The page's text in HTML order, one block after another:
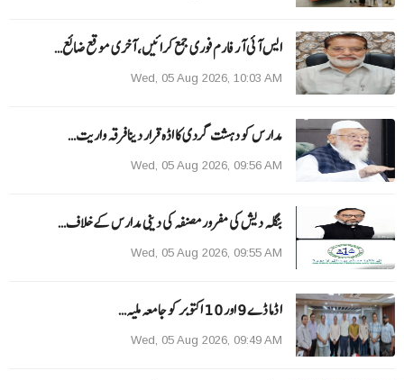
ایس آئی آر فارم فوری جمع کرائیں، آخری موقع ضائع…
Wed, 05 Aug 2026, 10:03 AM
مدارس کو دہشت گردی کا اڈہ قرار دینا فرقہ واریت…
Wed, 05 Aug 2026, 09:56 AM
بنگلہ دیش کی مفرور مصنفہ کی دینی مدارس کے خلاف…
Wed, 05 Aug 2026, 09:55 AM
ا ڈما ڈے 9 اور 10 اکتوبر کو جامعہ ملیہ…
Wed, 05 Aug 2026, 09:49 AM